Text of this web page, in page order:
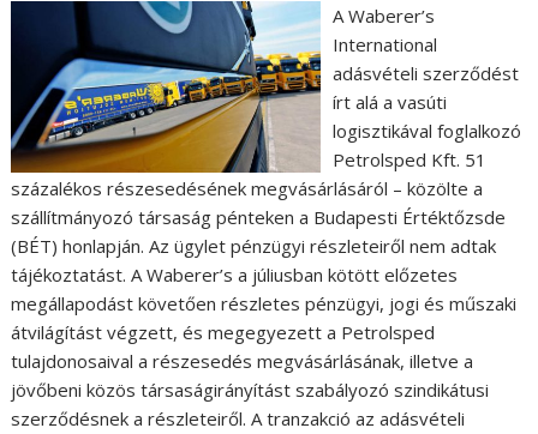
A Waberer’s
International
adásvételi szerződést
írt alá a vasúti
logisztikával foglalkozó
Petrolsped Kft. 51
százalékos részesedésének megvásárlásáról – közölte a
szállítmányozó társaság pénteken a Budapesti Értéktőzsde
(BÉT) honlapján. Az ügylet pénzügyi részleteiről nem adtak
tájékoztatást. A Waberer’s a júliusban kötött előzetes
megállapodást követően részletes pénzügyi, jogi és műszaki
átvilágítást végzett, és megegyezett a Petrolsped
tulajdonosaival a részesedés megvásárlásának, illetve a
jövőbeni közös társaságirányítást szabályozó szindikátusi
szerződésnek a részleteiről. A tranzakció az adásvételi